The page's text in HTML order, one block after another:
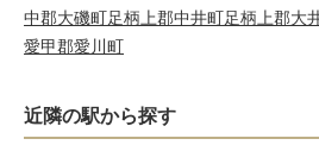
中郡大磯町足柄上郡中井町足柄上郡大
愛甲郡愛川町
近隣の駅から探す